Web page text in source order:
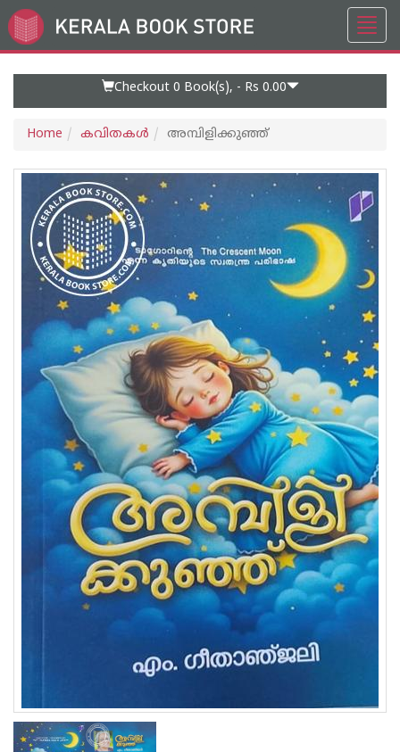
Go
to
Checkout 0 Book(s), - Rs 0.00
Home കവിതകള്‍ അമ്പിളിക്കുഞ്ഞ്